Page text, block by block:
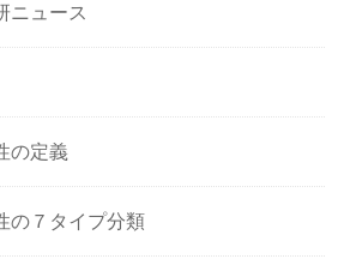
ニュース
の定義
の７タイプ分類